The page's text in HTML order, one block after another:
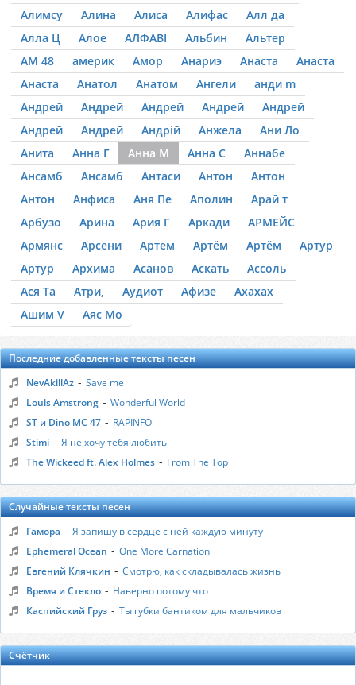
Алимсу
Алина Алиса Алифас
Алл да
Алла Ц
Алое АЛФАВІ Альбин
Альтер
АМ 48
америк Амор Анариэ Анаста
Анаста
Анаста
Анатол Анатом Ангели
анди m
Андрей
Андрей Андрей Андрей
Андрей
Андрей
Андрей Андрій Анжела
Ани Ло
Анита
Анна Г Анна М Анна С
Аннабе
Ансамб
Ансамб Антаси Антон
Антон
Антон
Анфиса Аня Пе Аполин
Арай т
Арбузо
Арина Ария Г Аркади
АРМЕЙС
Армянс
Арсени Артем Артём Артём
Артур
Артур
Архима Асанов Аскать
Ассоль
Ася Та
Атри, Аудиот Афизе
Ахахах
Ашим V
Аяс Мо
Последние добавленные тексты песен
NevAkillAz - Save me
Louis Amstrong - Wonderful World
ST и Dino MC 47 - RAPINFO
Stimi - Я не хочу тебя любить
The Wickeed ft. Alex Holmes - From The Top
Случайные тексты песен
Гамора - Я запишу в сердце с ней каждую минуту
Ephemeral Ocean - One More Carnation
Евгений Клячкин - Смотрю, как складывалась жизнь
Время и Стекло - Наверно потому что
Каспийский Груз - Ты губки бантиком для мальчиков
Счётчик